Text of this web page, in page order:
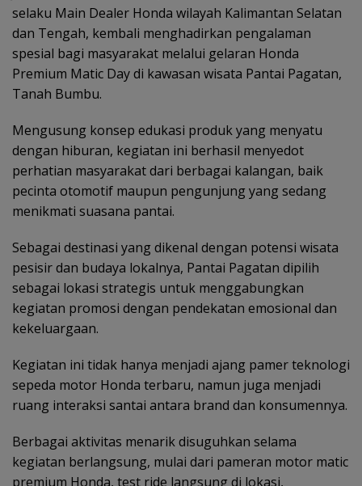
selaku Main Dealer Honda wilayah Kalimantan Selatan
dan Tengah, kembali menghadirkan pengalaman
spesial bagi masyarakat melalui gelaran Honda
Premium Matic Day di kawasan wisata Pantai Pagatan,
Tanah Bumbu.
Mengusung konsep edukasi produk yang menyatu
dengan hiburan, kegiatan ini berhasil menyedot
perhatian masyarakat dari berbagai kalangan, baik
pecinta otomotif maupun pengunjung yang sedang
menikmati suasana pantai.
Sebagai destinasi yang dikenal dengan potensi wisata
pesisir dan budaya lokalnya, Pantai Pagatan dipilih
sebagai lokasi strategis untuk menggabungkan
kegiatan promosi dengan pendekatan emosional dan
kekeluargaan.
Kegiatan ini tidak hanya menjadi ajang pamer teknologi
sepeda motor Honda terbaru, namun juga menjadi
ruang interaksi santai antara brand dan konsumennya.
Berbagai aktivitas menarik disuguhkan selama
kegiatan berlangsung, mulai dari pameran motor matic
premium Honda, test ride langsung di lokasi,